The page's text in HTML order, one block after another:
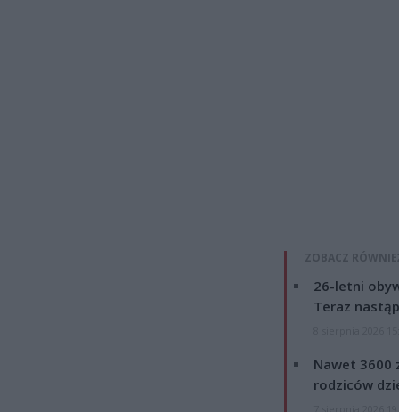
ZOBACZ
26-letni
Teraz
Nawet 3600
rodziców